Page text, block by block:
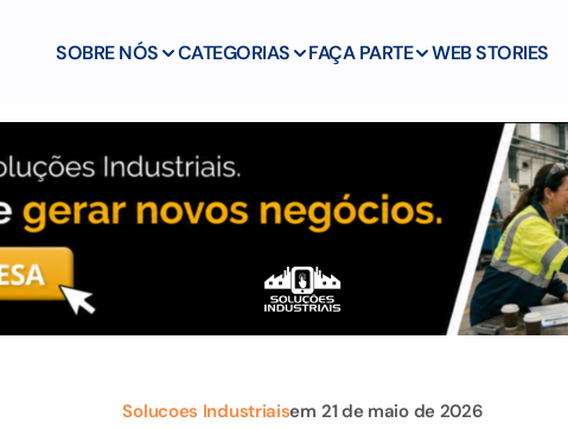
SOBRE NÓS CATEGORIAS FAÇA PARTE WEB STORIES
Solucoes Industriaisem 21 de maio de 2026